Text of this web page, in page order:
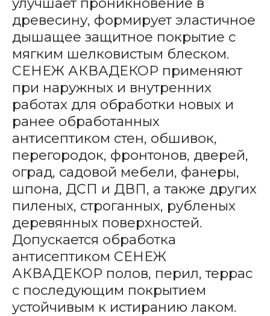
древесину, формирует эластичное
дышащее защитное покрытие с
мягким шелковистым блеском.
СЕНЕЖ АКВАДЕКОР применяют
при наружных и внутренних
работах для обработки новых и
ранее обработанных
антисептиком стен, обшивок,
перегородок, фронтонов, дверей,
оград, садовой мебели, фанеры,
шпона, ДСП и ДВП, а также других
пиленых, строганных, рубленых
деревянных поверхностей.
Допускается обработка
антисептиком СЕНЕЖ
АКВАДЕКОР полов, перил, террас
с последующим покрытием
устойчивым к истиранию лаком.